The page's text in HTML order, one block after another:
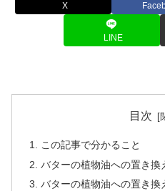
X
LINE
目次
この記事で分かること
バターの植物油への置き換
バターの植物油への置き